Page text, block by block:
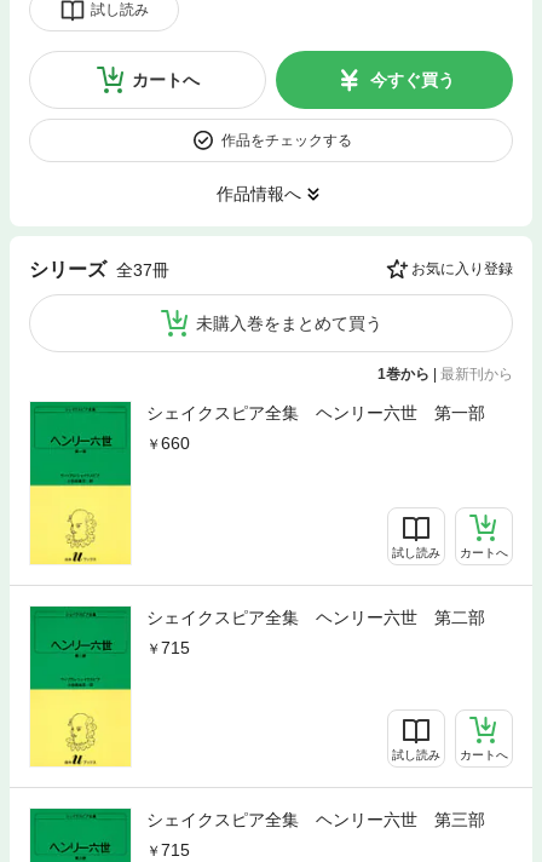
試し読み
カートへ 今すぐ買う
作品をチェックする
作品情報へ
シリーズ 全37冊 お気に入り登録
未購入巻をまとめて買う
1巻から 最新刊から
シェイクスピア全集 ヘンリー六世 第一部
660
試し読み カートへ
シェイクスピア全集 ヘンリー六世 第二部
715
試し読み カートへ
シェイクスピア全集 ヘンリー六世 第三部
715